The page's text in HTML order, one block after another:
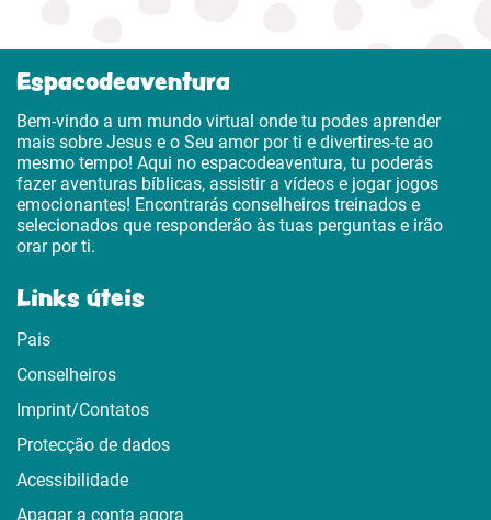
Espacodeaventura
Bem-vindo a um mundo virtual onde tu podes aprender
mais sobre Jesus e o Seu amor por ti e divertires-te ao
mesmo tempo! Aqui no espacodeaventura, tu poderás
fazer aventuras bíblicas, assistir a vídeos e jogar jogos
emocionantes! Encontrarás conselheiros treinados e
selecionados que responderão às tuas perguntas e irão
orar por ti.
Links úteis
Pais
Conselheiros
Imprint/Contatos
Protecção de dados
Acessibilidade
Apagar a conta agora